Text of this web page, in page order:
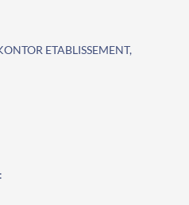
ETABLISSEMENT,